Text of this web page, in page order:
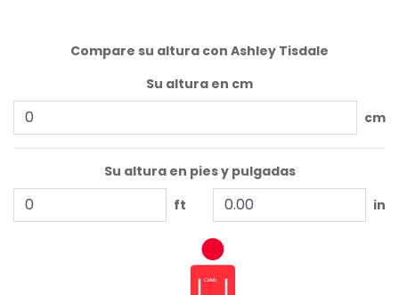
Compare su altura con Ashley Tisdale
Su altura en cm
cm
Su altura en pies y pulgadas
ft
in